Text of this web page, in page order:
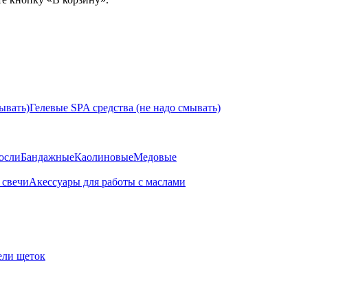
Гелевые SPA средства (не надо смывать)
БандажныеКаолиновыеМедовые
Акессуары для работы с маслами
щеток